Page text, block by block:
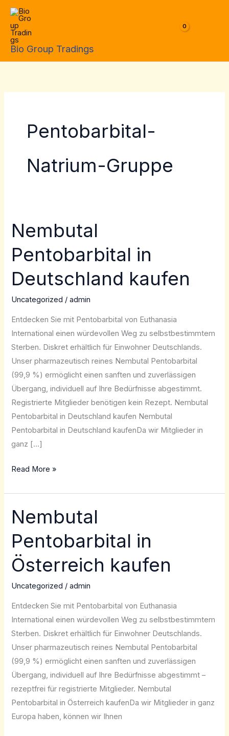
Skip
content
Bio Group Tradings
Pentobarbital-
Natrium-Gruppe
Nembutal
Pentobarbital in
Deutschland kaufen
Uncategorized /admin
Entdecken Sie mit Pentobarbital von Euthanasia
International einen würdevollen Weg zu selbstbestimmtem
Sterben. Diskret erhältlich für Einwohner Deutschlands.
Unser pharmazeutisch reines Nembutal Pentobarbital
(99,9 %) ermöglicht einen sanften und zuverlässigen
Übergang, individuell auf Ihre Bedürfnisse abgestimmt.
Registrierte Mitglieder benötigen kein Rezept. Nembutal
Pentobarbital in Deutschland kaufen Nembutal
Pentobarbital in Deutschland kaufenDa wir Mitglieder in
ganz […]
Nembutal
Pentobarbital
in
kaufen
Read More »
Nembutal
Pentobarbital in
Österreich kaufen
Uncategorized /admin
Entdecken Sie mit Pentobarbital von Euthanasia
International einen würdevollen Weg zu selbstbestimmtem
Sterben. Diskret erhältlich für Einwohner Deutschlands.
Unser pharmazeutisch reines Nembutal Pentobarbital
(99,9 %) ermöglicht einen sanften und zuverlässigen
Übergang, individuell auf Ihre Bedürfnisse abgestimmt –
rezeptfrei für registrierte Mitglieder. Nembutal
Pentobarbital in Österreich kaufenDa wir Mitglieder in ganz
Europa haben, können wir Ihnen
Nembutal
Pentobarbital
in
Österreich
kaufen